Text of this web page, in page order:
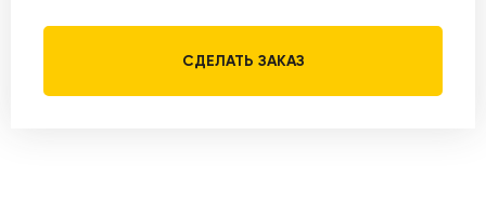
СДЕЛАТЬ ЗАКАЗ